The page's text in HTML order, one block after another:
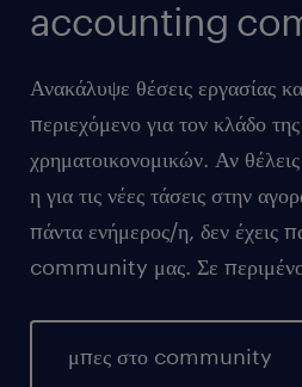
accounting
Ανακάλυψε θέσεις εργασίας
περιεχόμενο για τον κλάδο
χρηματοικονομικών. Αν
η για τις νέες τάσεις στην
πάντα ενήμερος/η, δεν έχεις
community μας. Σε
μπες στο community